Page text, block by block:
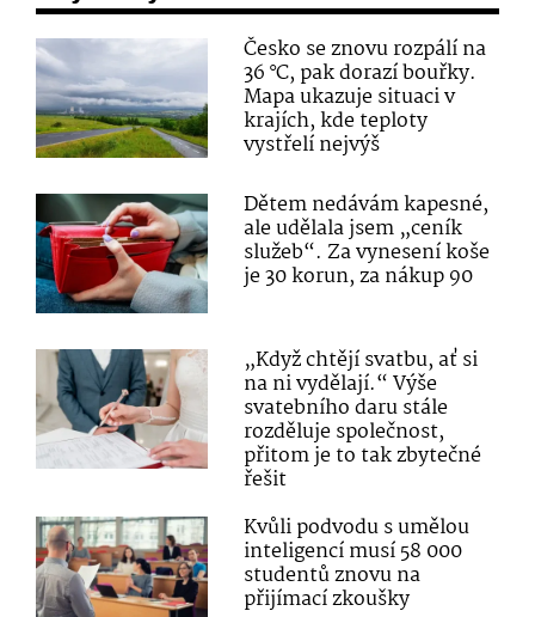
Česko se znovu rozpálí na
36 °C, pak dorazí bouřky.
Mapa ukazuje situaci v
krajích, kde teploty
vystřelí nejvýš
Dětem nedávám kapesné,
ale udělala jsem „ceník
služeb“. Za vynesení koše
je 30 korun, za nákup 90
„Když chtějí svatbu, ať si
na ni vydělají.“ Výše
svatebního daru stále
rozděluje společnost,
přitom je to tak zbytečné
řešit
Kvůli podvodu s umělou
inteligencí musí 58 000
studentů znovu na
přijímací zkoušky